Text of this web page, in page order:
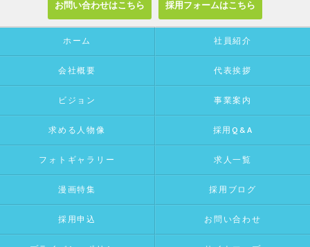
お問い合わせはこちら 採用フォームはこちら
ホーム 社員紹介
会社概要 代表挨拶
ビジョン 事業案内
求める人物像 採用Q&A
フォトギャラリー 求人一覧
漫画特集 採用ブログ
採用申込 お問い合わせ